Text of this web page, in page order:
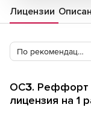
Лицензии
По рекомендации Softline
ОСӠ. Реффорт
лицензия на 1